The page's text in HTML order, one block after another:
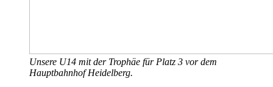
Unsere U14 mit der Trophäe für Platz 3 vor dem
Hauptbahnhof Heidelberg.